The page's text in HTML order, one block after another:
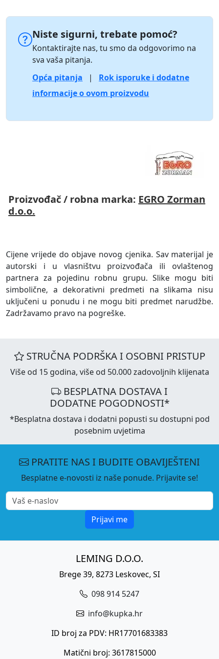
Niste sigurni, trebate pomoć?
Kontaktirajte nas, tu smo da odgovorimo na
sva vaša pitanja.
Opća pitanja
|
Rok isporuke i dodatne
informacije o ovom proizvodu
Proizvođač / robna marka: EGRO Zorman
d.o.o.
Cijene vrijede do objave novog cjenika. Sav materijal je
autorski i u vlasništvu proizvođača ili ovlaštenog
partnera za pojedinu robnu grupu. Slike mogu biti
simbolične, a dekorativni predmeti na slikama nisu
uključeni u ponudu i ne mogu biti predmet narudžbe.
Zadržavamo pravo na pogreške.
STRUČNA PODRŠKA I OSOBNI PRISTUP
Više od 15 godina, više od 50.000 zadovoljnih klijenata
BESPLATNA DOSTAVA I
DODATNE POGODNOSTI*
*Besplatna dostava i dodatni popusti su dostupni pod
posebnim uvjetima
PRATITE NAS I BUDITE OBAVIJEŠTENI
Besplatne e-novosti iz naše ponude. Prijavite se!
Prijavi me
LEMING D.O.O.
Brege 39, 8273 Leskovec, SI
098 914 5247
info@kupka.hr
ID broj za PDV: HR17701683383
Matični broj: 3617815000